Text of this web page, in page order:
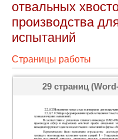
отвальных
производства
испытаний
Страницы работы
29 страниц